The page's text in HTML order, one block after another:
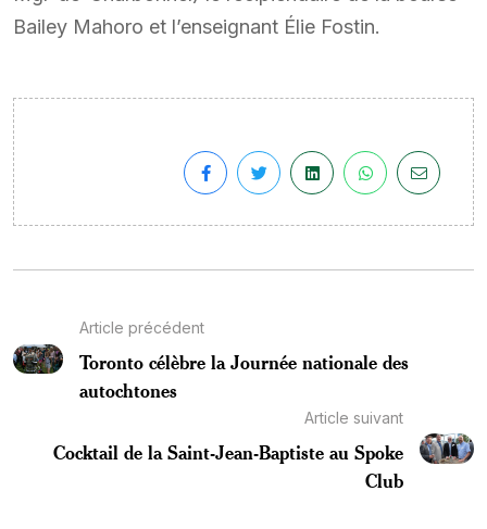
Bailey Mahoro et l’enseignant Élie Fostin.
Article précédent
Toronto célèbre la Journée nationale des
autochtones
Article suivant
Cocktail de la Saint-Jean-Baptiste au Spoke
Club